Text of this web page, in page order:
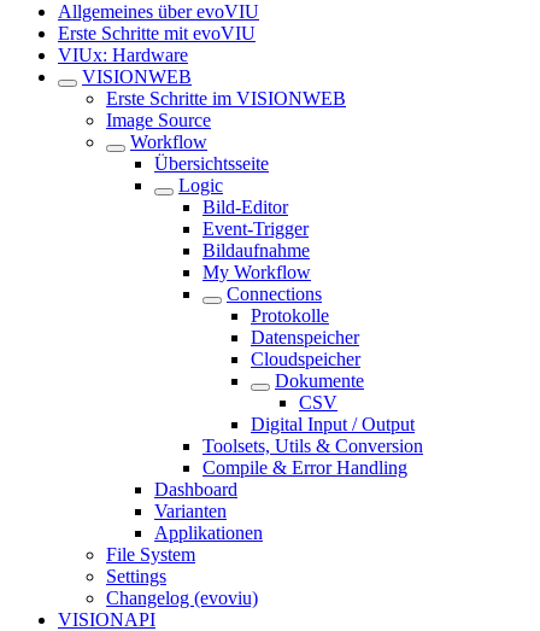
Allgemeines über evoVIU
Erste Schritte mit evoVIU
VIUx: Hardware
VISIONWEB
Erste Schritte im VISIONWEB
Image Source
Workflow
Übersichtsseite
Logic
Bild-Editor
Event-Trigger
Bildaufnahme
My Workflow
Connections
Protokolle
Datenspeicher
Cloudspeicher
Dokumente
CSV
Digital Input / Output
Toolsets, Utils & Conversion
Compile & Error Handling
Dashboard
Varianten
Applikationen
File System
Settings
Changelog (evoviu)
VISIONAPI